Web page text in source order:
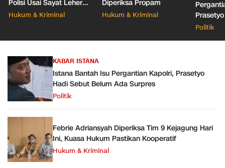
Polisi Usai Sayat Leher
Pacar Baru Mantan
Hukum & Kriminal
Diperiksa Propam
Hukum & Kriminal
Belum
Politik
KABAR ISTANA
Istana Bantah Isu Pergantian Kapolri, Prasetyo
Hadi Sebut Belum Ada Surpres
Politik
Febrie Adriansyah Diperiksa Tim 9 Kejagung Hari
Ini, Kuasa Hukum Pastikan Kooperatif
Hukum & Kriminal